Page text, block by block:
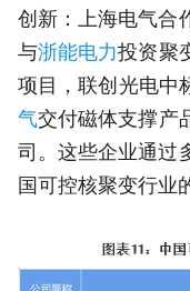
创新：上海电气合
与浙能电力投资聚
项目，联创光电中
气交付磁体支撑产
司。这些企业通过
国可控核聚变行业